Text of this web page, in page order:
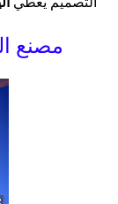
مصنع